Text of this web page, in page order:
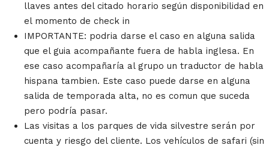
llaves antes del citado horario según disponibilidad en
el momento de check in
IMPORTANTE: podria darse el caso en alguna salida
que el guia acompañante fuera de habla inglesa. En
ese caso acompañaría al grupo un traductor de habla
hispana tambien. Este caso puede darse en alguna
salida de temporada alta, no es comun que suceda
pero podría pasar.
Las visitas a los parques de vida silvestre serán por
cuenta y riesgo del cliente. Los vehículos de safari (sin